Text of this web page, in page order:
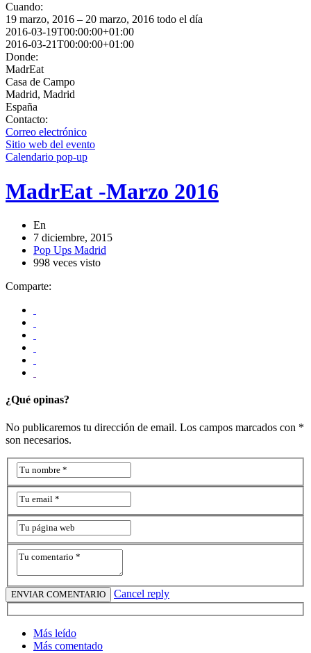
Cuando:
19 marzo, 2016 – 20 marzo, 2016 todo el día
2016-03-19T00:00:00+01:00
2016-03-21T00:00:00+01:00
Donde:
MadrEat
Casa de Campo
Madrid, Madrid
España
Contacto:
Correo electrónico
Sitio web del evento
Calendario pop-up
MadrEat -Marzo 2016
En
7 diciembre, 2015
Pop Ups Madrid
998 veces visto
Comparte:
¿Qué opinas?
No publicaremos tu dirección de email. Los campos marcados con *
son necesarios.
Cancel reply
Más leído
Más comentado